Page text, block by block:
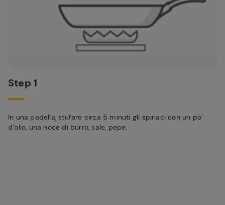
Step 1
In una padella, stufare circa 5 minuti gli spinaci con un po’
d’olio, una noce di burro, sale, pepe.